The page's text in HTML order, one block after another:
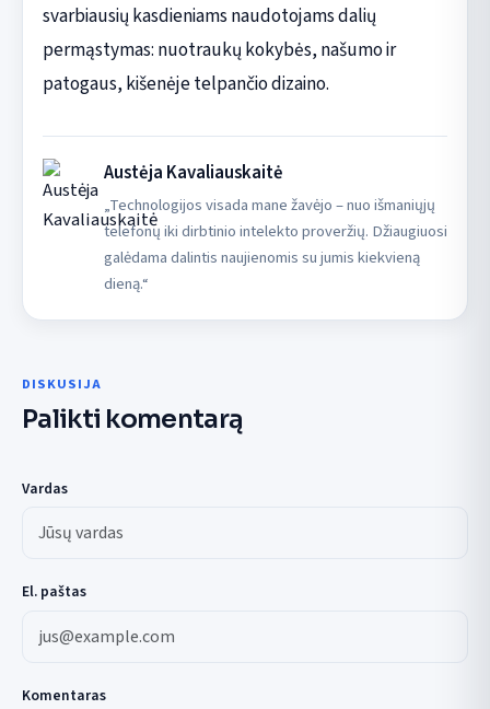
svarbiausių kasdieniams naudotojams dalių
permąstymas: nuotraukų kokybės, našumo ir
patogaus, kišenėje telpančio dizaino.
Austėja Kavaliauskaitė
„Technologijos visada mane žavėjo – nuo išmaniųjų
telefonų iki dirbtinio intelekto proveržių. Džiaugiuosi
galėdama dalintis naujienomis su jumis kiekvieną
dieną.“
DISKUSIJA
Palikti komentarą
Vardas
El. paštas
Komentaras